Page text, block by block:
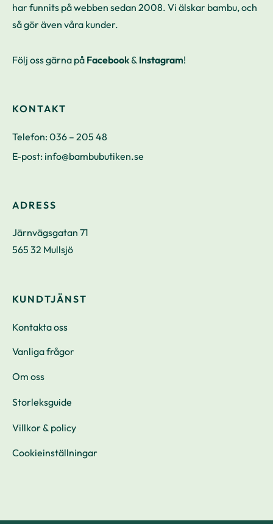
har funnits på webben sedan 2008. Vi älskar bambu, och
så gör även våra kunder.
Följ oss gärna på Facebook & Instagram!
KONTAKT
Telefon:036 – 205 48
E-post: info@bambubutiken.se
ADRESS
Järnvägsgatan 71
565 32 Mullsjö
KUNDTJÄNST
Kontakta oss
Vanliga frågor
Om oss
Storleksguide
Villkor & policy
Cookieinställningar